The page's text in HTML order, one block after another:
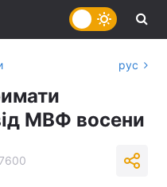
рус
МВФ восени
7600